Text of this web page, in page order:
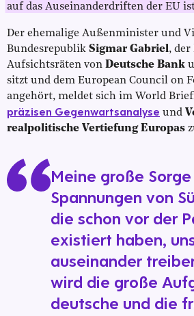
auf das Auseinanderdriften der EU
Der ehemalige Außenminister und
Bundesrepublik Sigmar Gabriel, der
Aufsichtsräten von Deutsche Bank
sitzt und dem European Council on
angehört, meldet sich im World
präzisen Gegenwartsanalyse und
realpolitische Vertiefung Europas
Meine große
Spannungen von
die schon vor der
existiert haben,
auseinander
wird die große
deutsche und die